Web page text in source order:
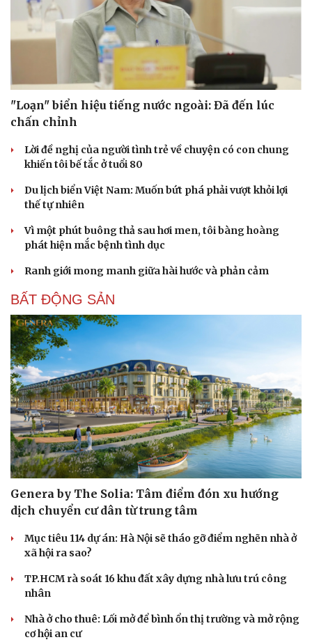
"Loạn" biển hiệu tiếng nước ngoài: Đã đến lúc
chấn chỉnh
Lời đề nghị của người tình trẻ về chuyện có con chung
khiến tôi bế tắc ở tuổi 80
Du lịch biển Việt Nam: Muốn bứt phá phải vượt khỏi lợi
thế tự nhiên
Vì một phút buông thả sau hơi men, tôi bàng hoàng
phát hiện mắc bệnh tình dục
Ranh giới mong manh giữa hài hước và phản cảm
BẤT ĐỘNG SẢN
Genera by The Solia: Tâm điểm đón xu hướng
dịch chuyển cư dân từ trung tâm
Mục tiêu 114 dự án: Hà Nội sẽ tháo gỡ điểm nghẽn nhà ở
xã hội ra sao?
TP.HCM rà soát 16 khu đất xây dựng nhà lưu trú công
nhân
Nhà ở cho thuê: Lối mở để bình ổn thị trường và mở rộng
cơ hội an cư